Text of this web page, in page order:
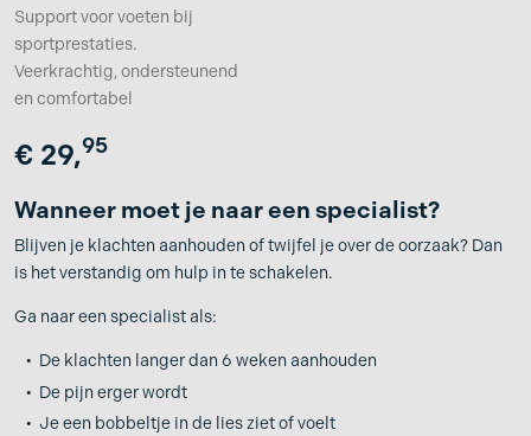
Support voor voeten bij
sportprestaties.
Veerkrachtig, ondersteunend
en comfortabel
€ 29,95
Wanneer moet je naar een specialist?
Blijven je klachten aanhouden of twijfel je over de oorzaak? Dan
is het verstandig om hulp in te schakelen.
Ga naar een specialist als:
De klachten langer dan 6 weken aanhouden
De pijn erger wordt
Je een bobbeltje in de lies ziet of voelt